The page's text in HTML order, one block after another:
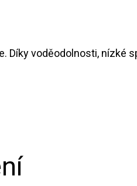
Díky voděodolnosti, nízké